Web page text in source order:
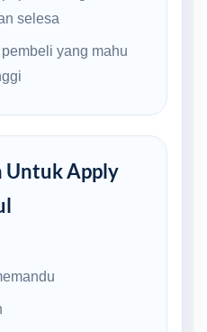
selesa
yang mahu
Untuk Apply